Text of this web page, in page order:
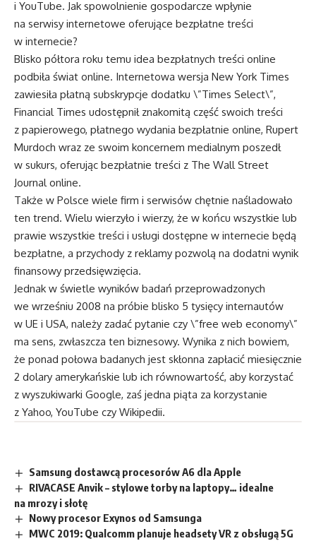
i YouTube. Jak spowolnienie gospodarcze wpłynie
na serwisy internetowe oferujące bezpłatne treści
w internecie?
Blisko półtora roku temu idea bezpłatnych treści online
podbiła świat online. Internetowa wersja New York Times
zawiesiła płatną subskrypcje dodatku \”Times Select\”,
Financial Times udostępnił znakomitą część swoich treści
z papierowego, płatnego wydania bezpłatnie online, Rupert
Murdoch wraz ze swoim koncernem medialnym poszedł
w sukurs, oferując bezpłatnie treści z The Wall Street
Journal online.
Także w Polsce wiele firm i serwisów chętnie naśladowało
ten trend. Wielu wierzyło i wierzy, że w końcu wszystkie lub
prawie wszystkie treści i usługi dostępne w internecie będą
bezpłatne, a przychody z reklamy pozwolą na dodatni wynik
finansowy przedsięwzięcia.
Jednak w świetle wyników badań przeprowadzonych
we wrześniu 2008 na próbie blisko 5 tysięcy internautów
w UE i USA, należy zadać pytanie czy \”free web economy\”
ma sens, zwłaszcza ten biznesowy. Wynika z nich bowiem,
że ponad połowa badanych jest skłonna zapłacić miesięcznie
2 dolary amerykańskie lub ich równowartość, aby korzystać
z wyszukiwarki Google, zaś jedna piąta za korzystanie
z Yahoo, YouTube czy Wikipedii.
Samsung dostawcą procesorów A6 dla Apple
RIVACASE Anvik – stylowe torby na laptopy… idealne
na mrozy i słotę
Nowy procesor Exynos od Samsunga
MWC 2019: Qualcomm planuje headsety VR z obsługą 5G